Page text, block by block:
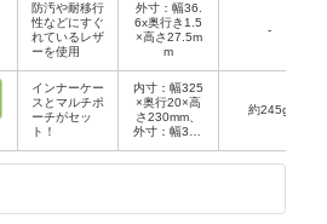
防汚や耐移行
性などにすぐ
れているレザ
ーを使用
外寸：幅36.
6x奥行き1.5
×高さ27.5m
m
-
インナーケー
スとマルチポ
ーチがセッ
ト！
内寸：幅325
×奥行20×高
さ230mm、
外寸：幅355
約245g